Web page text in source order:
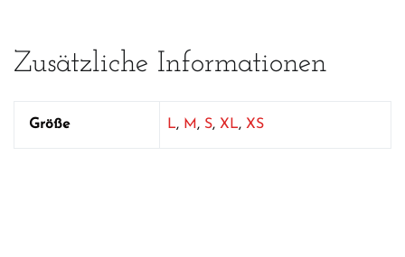
Zusätzliche Informationen
Größe L, M, S, XL, XS